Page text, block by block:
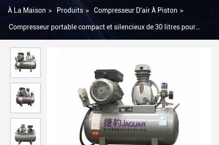
À La Maison > Produits > Compresseur D'air À Piston >
Compresseur portable compact et silencieux de 30 litres pour